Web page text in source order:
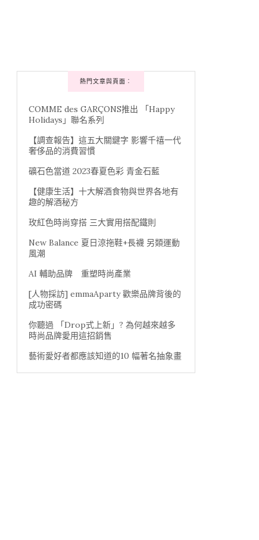
熱門文章與頁面︰
COMME des GARÇONS推出 「Happy
Holidays」聯名系列
【調查報告】這五大關鍵字 影響千禧一代
奢侈品的消費習慣
礦石色當道 2023春夏色彩 青金石藍
【健康生活】十大解酒食物與世界各地有
趣的解酒秘方
玫紅色時尚穿搭 三大實用搭配鐵則
New Balance 夏日涼拖鞋+長襪 另類運動
風潮
AI 輔助品牌 重塑時尚產業
[人物採訪] emmaAparty 歡樂品牌背後的
成功密碼
你聽過 「Drop式上新」? 為何越來越多
時尚品牌愛用這招銷售
藝術愛好者都應該知道的10 幅著名抽象畫